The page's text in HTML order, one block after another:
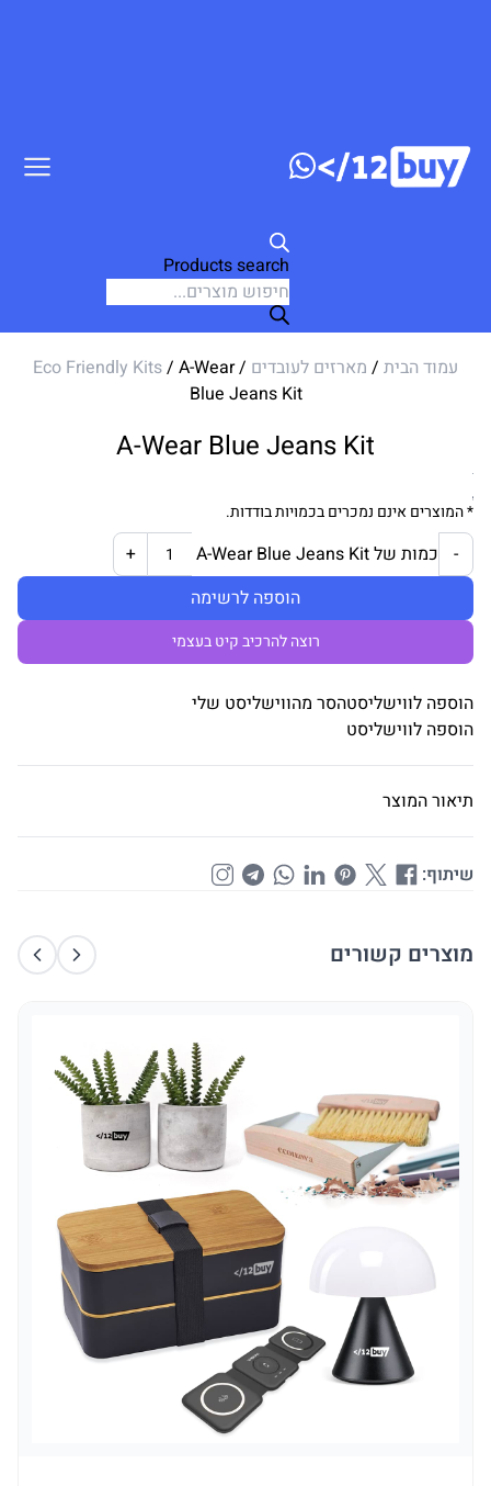
Products search
עמוד הבית / מארזים לעובדים /
Eco Friendly Kits/ A-Wear
Blue Jeans Kit
A-Wear Blue Jeans Kit
* המוצרים אינם נמכרים בכמויות בודדות.
- כמות של A-Wear Blue Jeans Kit
+
הוספה לרשימה
רוצה להרכיב קיט בעצמי
הוספה לווישליסטהסר מהווישליסט שלי
הוספה לווישליסט
תיאור המוצר
שיתוף:
מוצרים קשורים